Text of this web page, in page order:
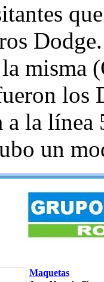
la
los
a la
un
Maquetas